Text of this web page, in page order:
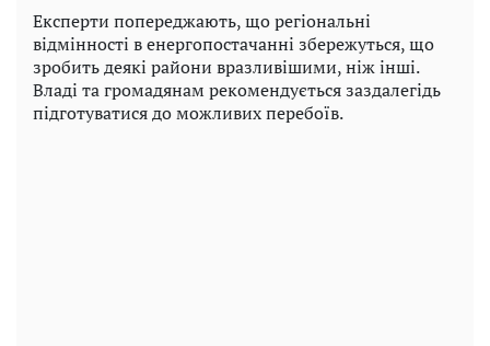
Експерти попереджають, що регіональні
відмінності в енергопостачанні збережуться, що
зробить деякі райони вразливішими, ніж інші.
Владі та громадянам рекомендується заздалегідь
підготуватися до можливих перебоїв.